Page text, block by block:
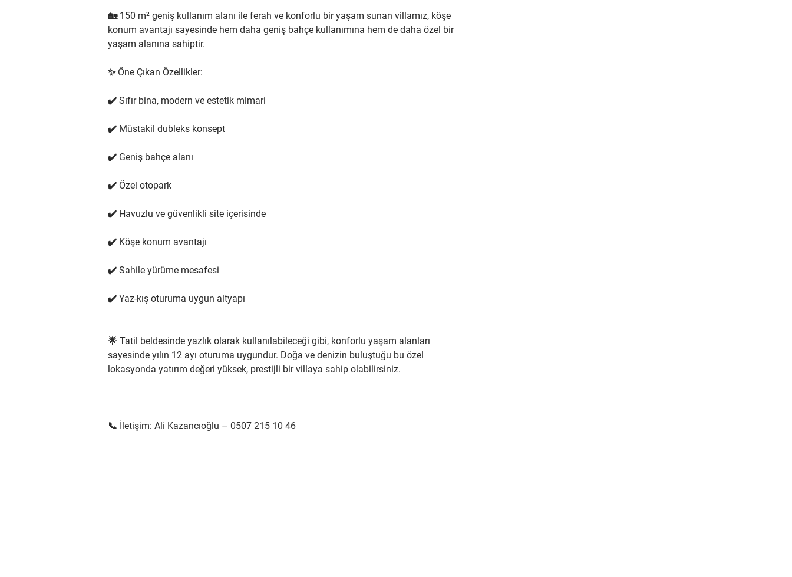
🏡 150 m² geniş kullanım alanı ile ferah ve konforlu bir yaşam sunan villamız, köşe
konum avantajı sayesinde hem daha geniş bahçe kullanımına hem de daha özel bir
yaşam alanına sahiptir.
✨ Öne Çıkan Özellikler:
✔️ Sıfır bina, modern ve estetik mimari
✔️ Müstakil dubleks konsept
✔️ Geniş bahçe alanı
✔️ Özel otopark
✔️ Havuzlu ve güvenlikli site içerisinde
✔️ Köşe konum avantajı
✔️ Sahile yürüme mesafesi
✔️ Yaz-kış oturuma uygun altyapı
🌟 Tatil beldesinde yazlık olarak kullanılabileceği gibi, konforlu yaşam alanları
sayesinde yılın 12 ayı oturuma uygundur. Doğa ve denizin buluştuğu bu özel
lokasyonda yatırım değeri yüksek, prestijli bir villaya sahip olabilirsiniz.
📞 İletişim: Ali Kazancıoğlu – 0507 215 10 46